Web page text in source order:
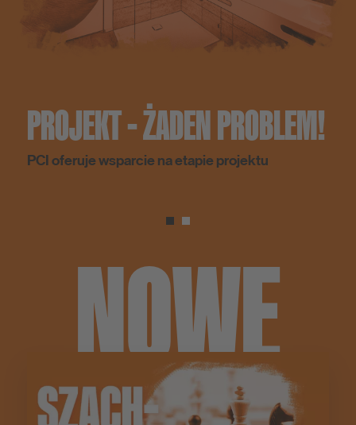
PROJEKT - ŻADEN PROBLEM!
PCI oferuje wsparcie na etapie projektu
NOWE